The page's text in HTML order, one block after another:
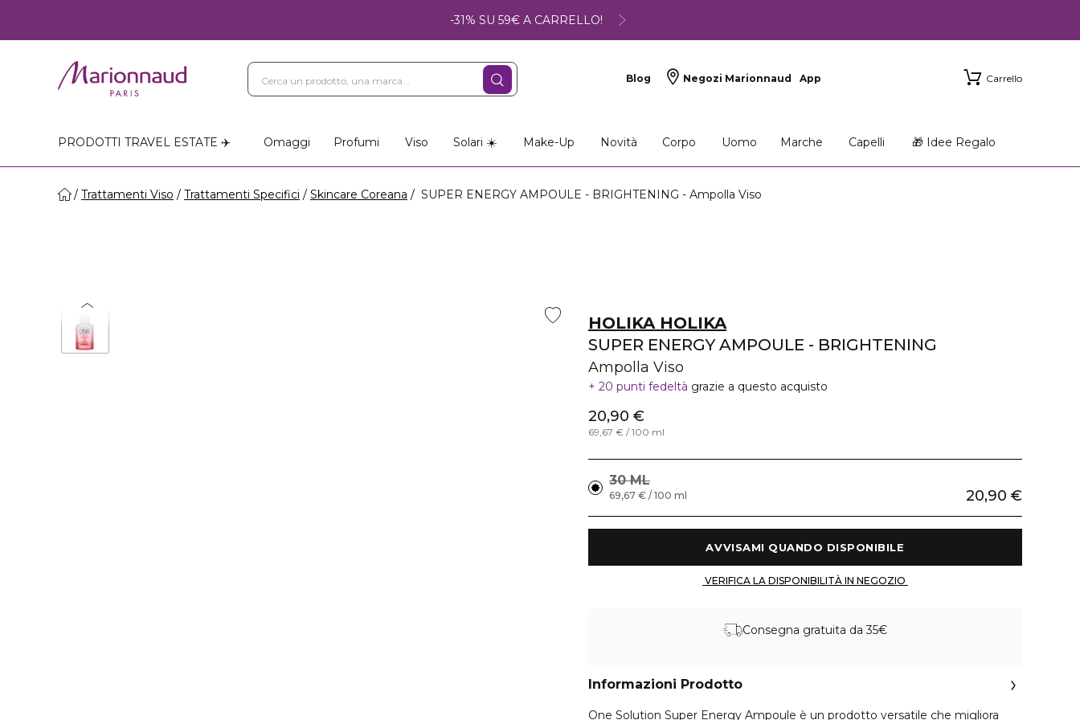
-31% SU 59€ A CARRELLO!
Blog Negozi Marionnaud App Carrello
PRODOTTI TRAVEL ESTATE ✈️ Omaggi Profumi Viso Solari ☀️ Make-Up Novità Corpo Uomo Marche Capelli 🎁 Idee Regalo
Trattamenti Viso Trattamenti Specifici Skincare Coreana SUPER ENERGY AMPOULE - BRIGHTENING - Ampolla Viso
HOLIKA HOLIKA
SUPER ENERGY AMPOULE - BRIGHTENING
Ampolla Viso
20 punti fedeltà grazie a questo acquisto
20,90 €
69,67 € / 100 ml
30 ML
20,90 €
69,67 € / 100 ml
Consegna gratuita da 35€
Informazioni Prodotto
One Solution Super Energy Ampoule è un prodotto versatile che migliora